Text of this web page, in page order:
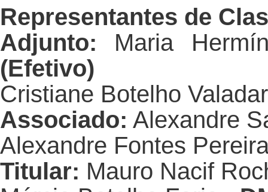
Representantes de
Adjunto: Maria
(Efetivo)
Cristiane Botelho
Associado: Alexandre
Alexandre Fontes
Titular: Mauro Nacif